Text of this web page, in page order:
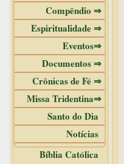
Compêndio ⇒
Espiritualidade ⇒
Eventos⇒
Documentos ⇒
Crônicas de Fé ⇒
Missa Tridentina⇒
Santo do Dia
Notícias
Bíblia Católica